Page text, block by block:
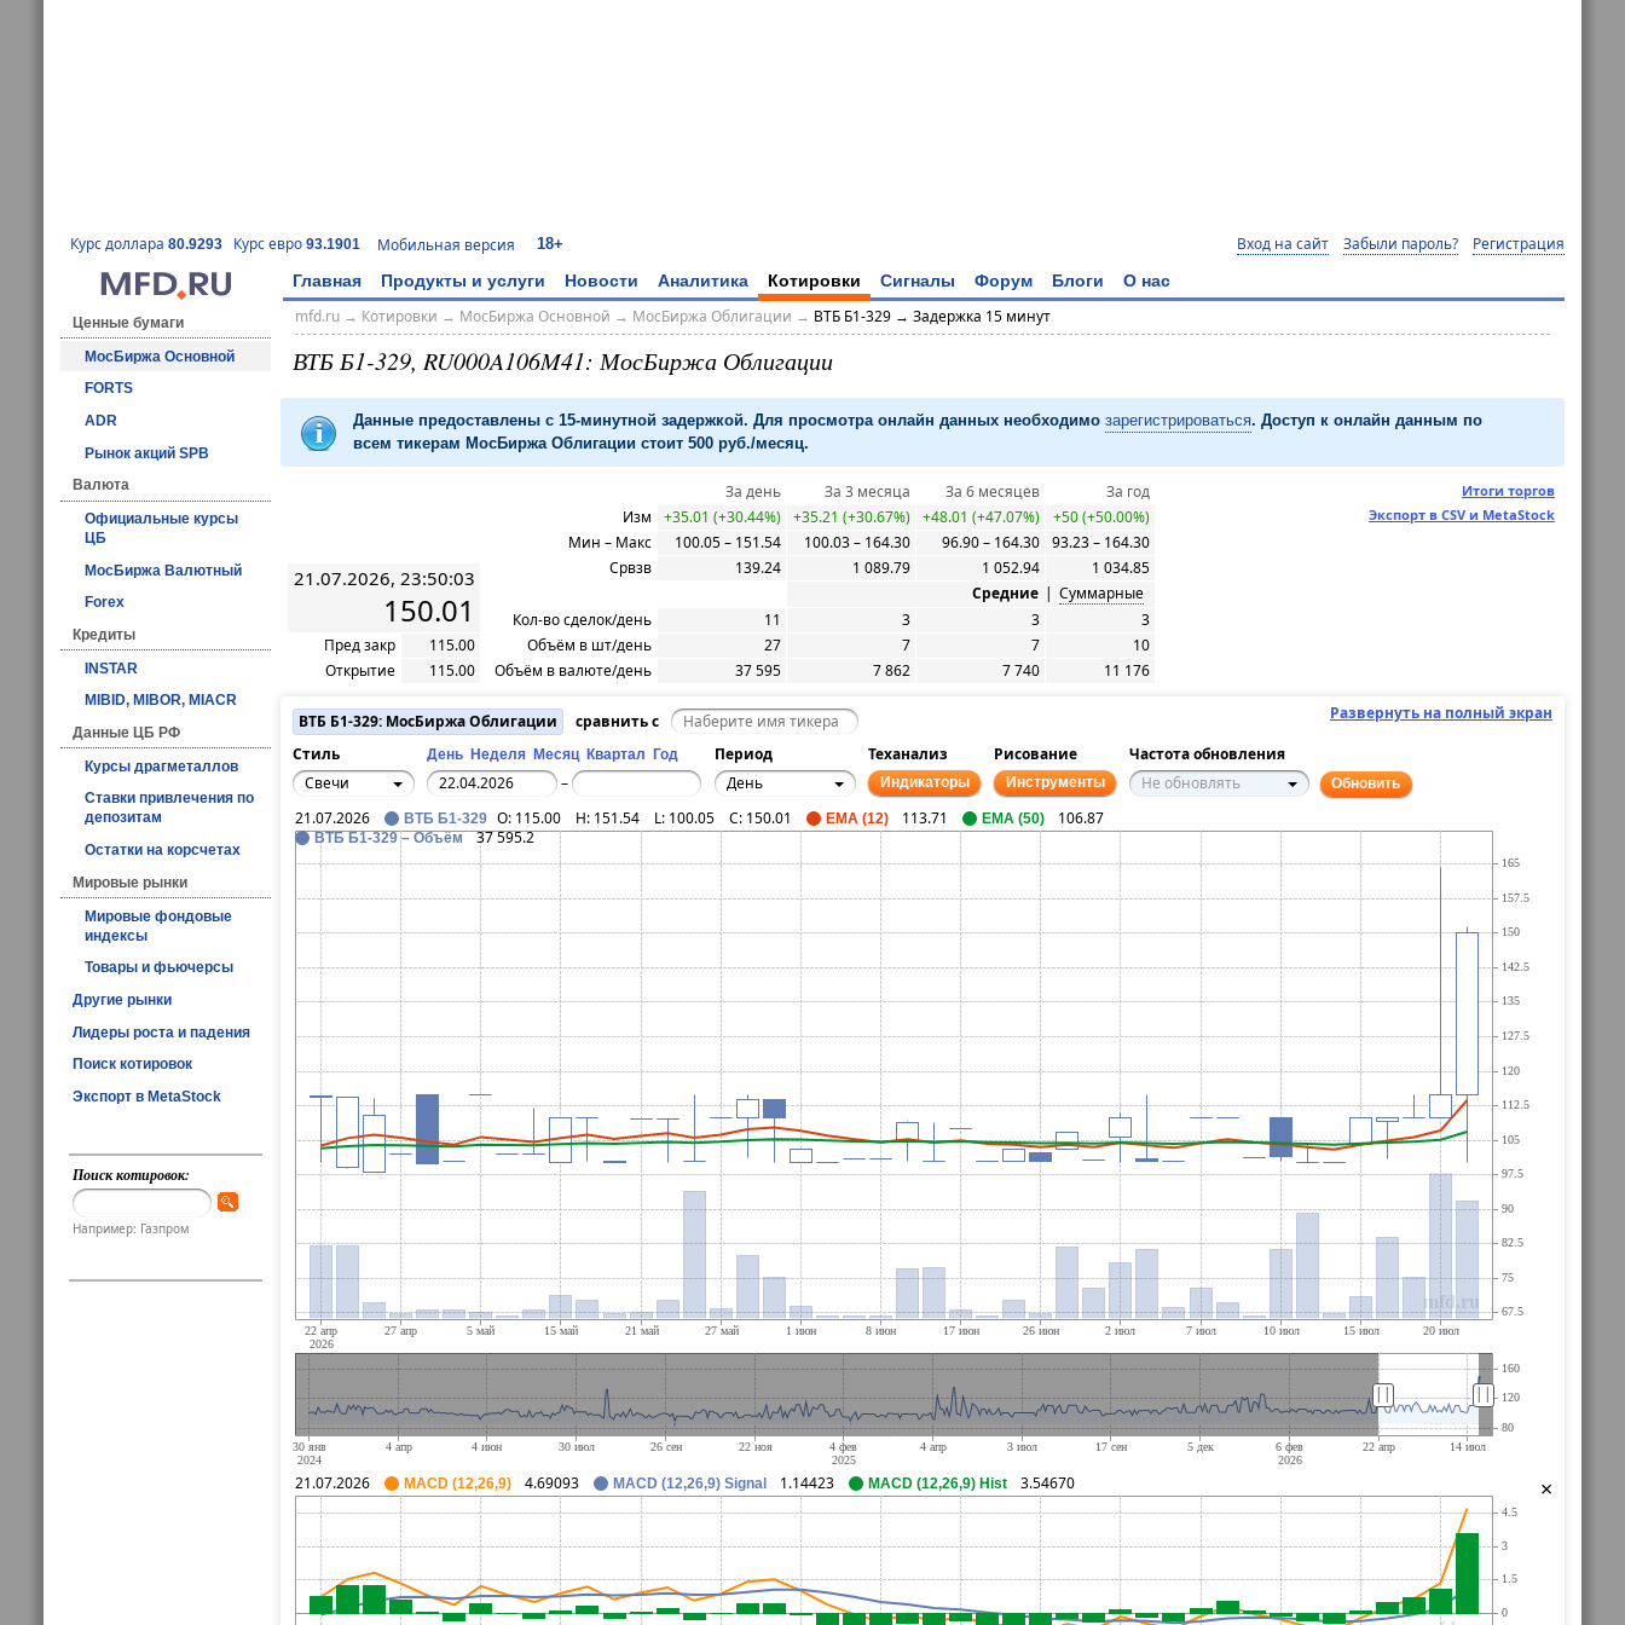
Курс доллара 80.9293 Курс евро 93.1901 Мобильная версия 18+ Вход на сайт Забыли пароль? Регистрация
Главная Продукты и услуги Новости Аналитика Котировки Сигналы Форум Блоги О нас
Ценные бумаги
МосБиржа Основной
FORTS
ADR
Рынок акций SPB
Валюта
Официальные курсы
ЦБ
МосБиржа Валютный
Forex
Кредиты
INSTAR
MIBID, MIBOR, MIACR
Данные ЦБ РФ
Курсы драгметаллов
Ставки привлечения по
депозитам
Остатки на корсчетах
Мировые рынки
Мировые фондовые
индексы
Товары и фьючерсы
Другие рынки
Лидеры роста и падения
Поиск котировок
Экспорт в MetaStock
Поиск котировок:
Например: Газпром
mfd.ru→ Котировки → МосБиржа Основной → МосБиржа Облигации → ВТБ Б1-329 → Задержка 15 минут
ВТБ Б1-329, RU000A106M41: МосБиржа Облигации
Данные предоставлены с 15-минутной задержкой. Для просмотра онлайн данных необходимо зарегистрироваться. Доступ к онлайн данным по
всем тикерам МосБиржа Облигации стоит 500 руб./месяц.
Итоги торгов
Экспорт в CSV и MetaStock
21.07.2026, 23:50:03
150.01
Пред закр
115.00
Открытие
115.00
За день За 3 месяца За 6 месяцев
За год
Изм
+35.01 (+30.44%) +35.21 (+30.67%) +48.01 (+47.07%)
+50 (+50.00%)
Мин – Макс
100.05 – 151.54 100.03 – 164.30 96.90 – 164.30 93.23 – 164.30
Срвзв
139.24 1 089.79 1 052.94
1 034.85
Средние | Суммарные
Кол-во сделок/день
11 3 3
3
Объём в шт/день
27 7 7
10
Объём в валюте/день
37 595 7 862 7 740 11 176
Развернуть на полный экран
ВТБ Б1-329: МосБиржа Облигации
сравнить с
Стиль
День Неделя Месяц Квартал Год Период Теханализ Рисование
Частота обновления
Свечи
– День Индикаторы Инструменты Не обновлять Обновить
|| ||
×
21.07.2026 ВТБ Б1-329 O: 115.00 H: 151.54 L: 100.05 C: 150.01 EMA (12) 113.71 EMA (50) 106.87
ВТБ Б1-329 – Объём 37 595.2
21.07.2026 MACD (12,26,9) 4.69093 MACD (12,26,9) Signal 1.14423 MACD (12,26,9) Hist 3.54670